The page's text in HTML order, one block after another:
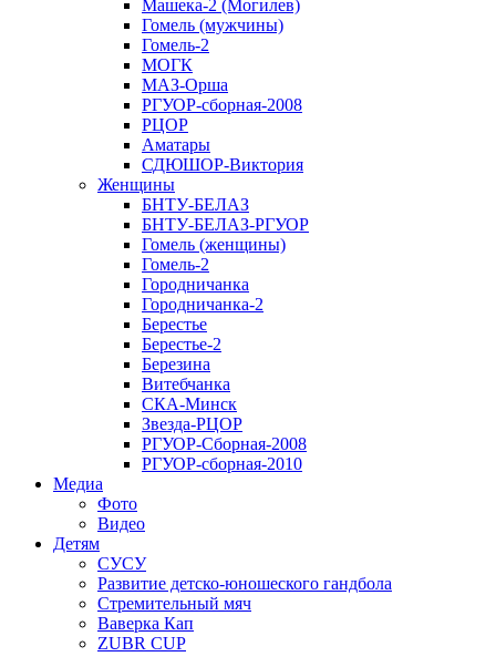
Машека-2 (Могилев)
Гомель (мужчины)
Гомель-2
МОГК
МАЗ-Орша
РГУОР-сборная-2008
РЦОР
Аматары
СДЮШОР-Виктория
Женщины
БНТУ-БЕЛАЗ
БНТУ-БЕЛАЗ-РГУОР
Гомель (женщины)
Гомель-2
Городничанка
Городничанка-2
Берестье
Берестье-2
Березина
Витебчанка
СКА-Минск
Звезда-РЦОР
РГУОР-Сборная-2008
РГУОР-сборная-2010
Медиа
Фото
Видео
Детям
СУСУ
Развитие детско-юношеского гандбола
Стремительный мяч
Ваверка Кап
ZUBR CUP